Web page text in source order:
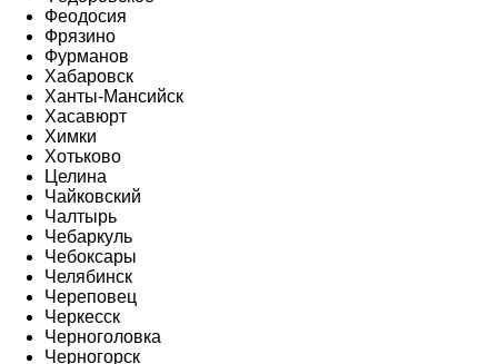
Феодосия
Фрязино
Фурманов
Хабаровск
Ханты-Мансийск
Хасавюрт
Химки
Хотьково
Целина
Чайковский
Чалтырь
Чебаркуль
Чебоксары
Челябинск
Череповец
Черкесск
Черноголовка
Черногорск